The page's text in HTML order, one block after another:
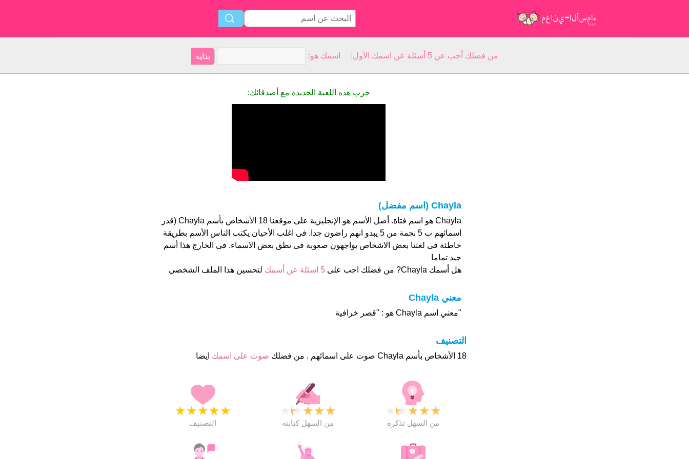
من فضلك أجب عن 5 أسئلة عن اسمك الأول: اسمك هو:
جرب هذه اللعبة الجديدة مع أصدقائك:
Chayla (اسم مفضل)
Chayla هو اسم فتاة. أصل الأسم هو الإنجليزية على موقعنا 18 الأشخاص بأسم Chayla (قدر
اسمائهم ب 5 نجمة من 5 يبدو انهم راضون جدا. فى اغلب الأحيان يكتب الناس الأسم بطريقة
خاطئة فى لغتنا بعض الاشخاص يواجهون صعوبة فى نطق بعض الاسماء. فى الخارج هذا أسم
جيد تماما
هل أسمك Chayla? من فضلك اجب على
5 اسئلة عن أسمك لتحسين هذا الملف الشخصي
معني Chayla
"معني اسم Chayla هو : "قصر خرافية
التصنيف
18 الأشخاص بأسم Chayla صوت على اسمائهم . من فضلك صوت على اسمك ايضا
★
★
★
★
★
التصنيف
★
★
★
★
من السهل كتابته
★
★
★
★
من السهل تذكره